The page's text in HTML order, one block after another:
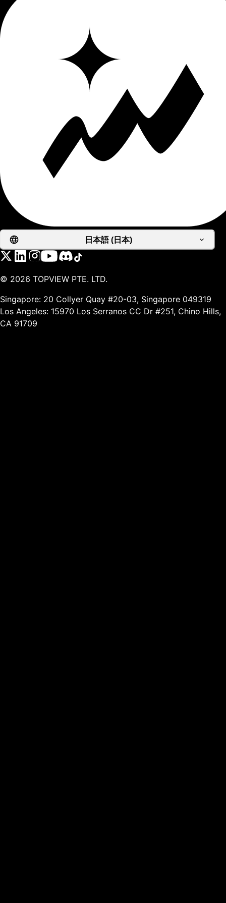
日本語 (日本)
© 2026 TOPVIEW PTE. LTD.
Singapore: 20 Collyer Quay #20-03, Singapore 049319
Los Angeles: 15970 Los Serranos CC Dr #251, Chino Hills,
CA 91709